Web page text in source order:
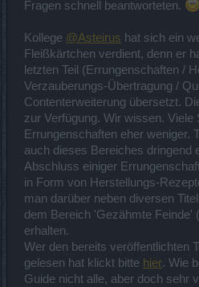
Fragen schnell beantworteten.
Kollege @Asteirus hat sich ein
Fleißkärtchen verdient, denn er
letzten Teil (Errungenschaften /
Verzauberungs-Übertragung /
Contenterweiterung übersetzt.
zur Verfügung. Wir wissen. Viele
Errungenschaften eher weniger.
auch dieses Bereiches dringend
Abschluss einiger
in Form von Herstellungs-
man darüber neben diversen
dem Bereich 'Gezähmte Feinde'
erhalten.
Wer den bereits veröffentlichten
gelesen hat klickt bitte hier. Wie
Guide nicht alle, aber doch sehr